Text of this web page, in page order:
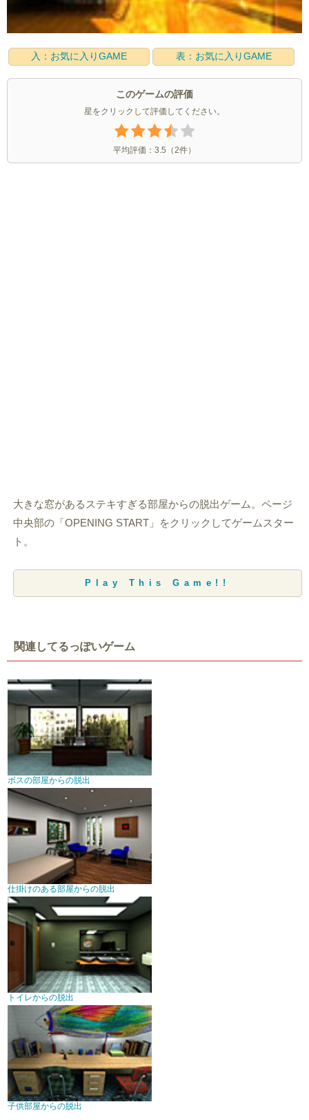
入：お気に入りGAME 表：お気に入りGAME
このゲームの評価
星をクリックして評価してください。
平均評価： 3.5 （2件）
大きな窓があるステキすぎる部屋からの脱出ゲーム。ページ
中央部の「OPENING START」をクリックしてゲームスター
ト。
Play This Game!!
関連してるっぽいゲーム
ボスの部屋からの脱出
仕掛けのある部屋からの脱出
トイレからの脱出
子供部屋からの脱出